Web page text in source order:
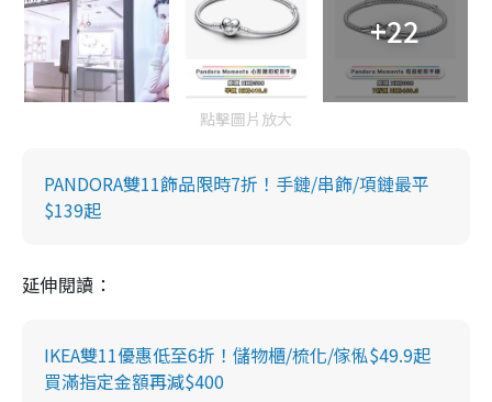
+22
點擊圖片放大
PANDORA雙11飾品限時7折！手鏈/串飾/項鏈最平
$139起
延伸閱讀：
IKEA雙11優惠低至6折！儲物櫃/梳化/傢俬$49.9起
買滿指定金額再減$400